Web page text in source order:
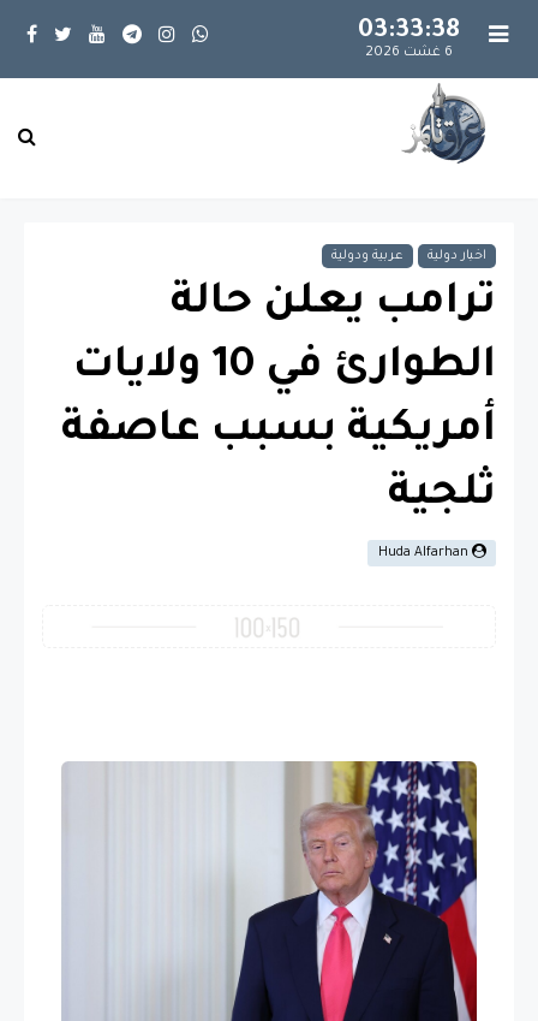
03:33:38
6 غشت 2026
اخبار دولية عربية ودولية
ترامب يعلن حالة
الطوارئ في 10 ولايات
أمريكية بسبب عاصفة
ثلجية
Huda Alfarhan